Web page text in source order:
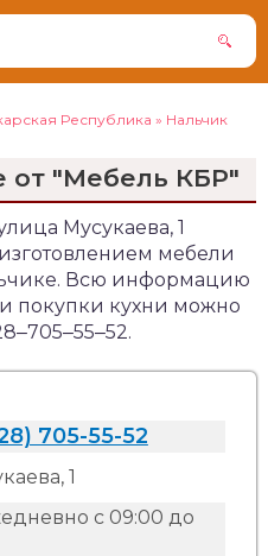
Республика » Нальчик
от "Мебель КБР"
Мусукаева, 1
мебели
Всю информацию
покупки кухни можно
705-55-52
1
с 09:00 до